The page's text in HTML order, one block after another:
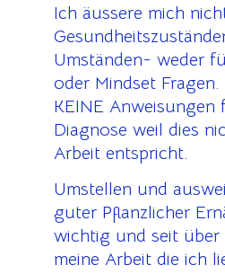
Ich äussere mich
Umständen- weder
oder Mindset
KEINE Anweisungen
Diagnose weil dies
Arbeit entspricht.
Umstellen und
guter Pflanzlicher
wichtig und seit über
meine Arbeit die ich